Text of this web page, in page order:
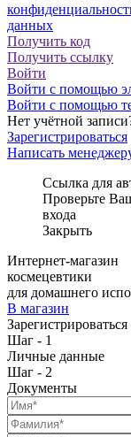
данных
Получить код
Получить ссылку
Войти
Войти с помощью
Войти с помощью
Нет учётной
Зарегистрироваться
Написать
Ссылка для
Проверьте
входа
Закрыть
Интернет-магазин
космецевтики
для домашнего
В магазин
Шаг - 1
Личные данные
Шаг - 2
Документы